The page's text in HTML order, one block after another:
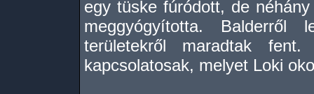
egy tüske fúródott, de
meggyógyította.
területekről maradtak
kapcsolatosak, melyet Loki